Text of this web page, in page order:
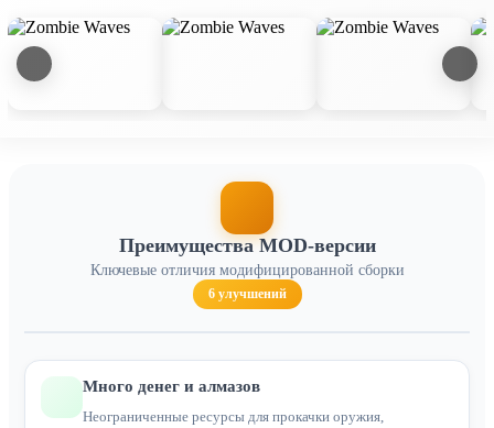
Преимущества MOD-версии
Ключевые отличия модифицированной сборки
6 улучшений
Много денег и алмазов
Неограниченные ресурсы для прокачки оружия,